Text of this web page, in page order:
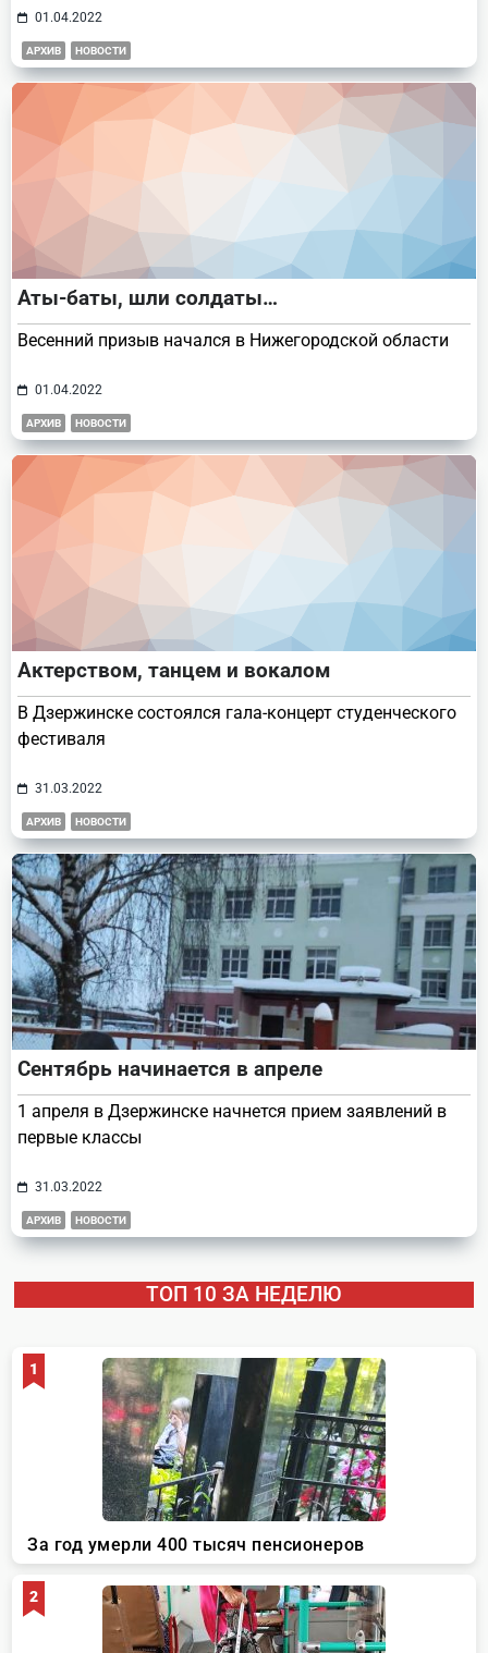
01.04.2022
АРХИВ НОВОСТИ
Аты-баты, шли солдаты…
Весенний призыв начался в Нижегородской области
01.04.2022
АРХИВ НОВОСТИ
Актерством, танцем и вокалом
В Дзержинске состоялся гала-концерт студенческого
фестиваля
31.03.2022
АРХИВ НОВОСТИ
Сентябрь начинается в апреле
1 апреля в Дзержинске начнется прием заявлений в
первые классы
31.03.2022
АРХИВ НОВОСТИ
ТОП 10 ЗА НЕДЕЛЮ